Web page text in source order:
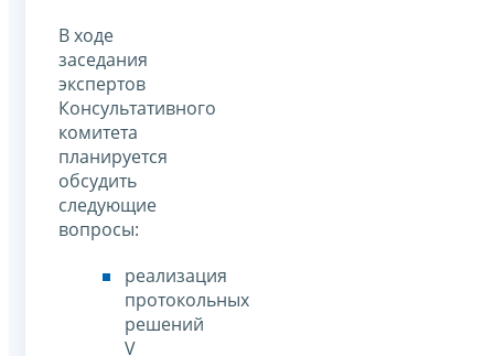
В ходе
заседания
экспертов
Консультативного
комитета
планируется
обсудить
следующие
вопросы:
реализация
протокольных
решений
V